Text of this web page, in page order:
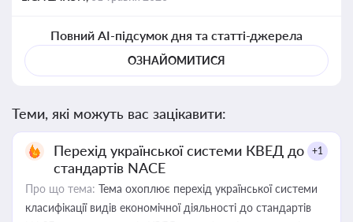
Повний AI-підсумок дня та статті-джерела
ОЗНАЙОМИТИСЯ
Теми, які можуть вас зацікавити:
Перехід української системи КВЕД до
стандартів NACE
+1
Про що тема: Тема охоплює перехід української системи
класифікації видів економічної діяльності до стандартів